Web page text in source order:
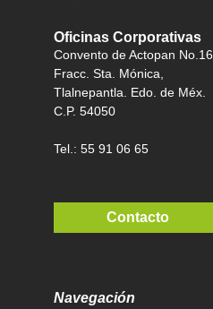
Oficinas Corporativas
Convento de Actopan No.16
Fracc. Sta. Mónica,
Tlalnepantla. Edo. de Méx.
C.P. 54050
Tel.: 55 91 06 65
Contacto
Navegación